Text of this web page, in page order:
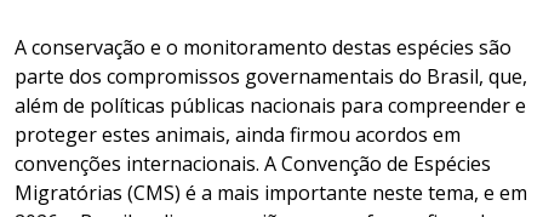
A conservação e o monitoramento destas espécies são
parte dos compromissos governamentais do Brasil, que,
além de políticas públicas nacionais para compreender e
proteger estes animais, ainda firmou acordos em
convenções internacionais. A Convenção de Espécies
Migratórias (CMS) é a mais importante neste tema, e em